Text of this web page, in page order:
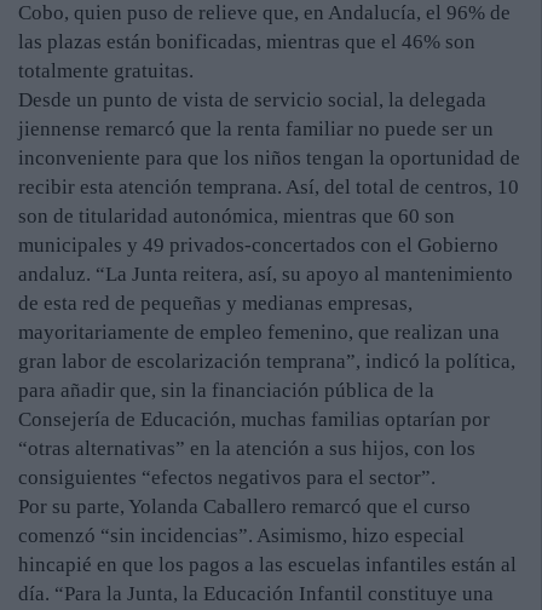
Cobo, quien puso de relieve que, en Andalucía, el 96% de
las plazas están bonificadas, mientras que el 46% son
totalmente gratuitas.
Desde un punto de vista de servicio social, la delegada
jiennense remarcó que la renta familiar no puede ser un
inconveniente para que los niños tengan la oportunidad de
recibir esta atención temprana. Así, del total de centros, 10
son de titularidad autonómica, mientras que 60 son
municipales y 49 privados-concertados con el Gobierno
andaluz. “La Junta reitera, así, su apoyo al mantenimiento
de esta red de pequeñas y medianas empresas,
mayoritariamente de empleo femenino, que realizan una
gran labor de escolarización temprana”, indicó la política,
para añadir que, sin la financiación pública de la
Consejería de Educación, muchas familias optarían por
“otras alternativas” en la atención a sus hijos, con los
consiguientes “efectos negativos para el sector”.
Por su parte, Yolanda Caballero remarcó que el curso
comenzó “sin incidencias”. Asimismo, hizo especial
hincapié en que los pagos a las escuelas infantiles están al
día. “Para la Junta, la Educación Infantil constituye una